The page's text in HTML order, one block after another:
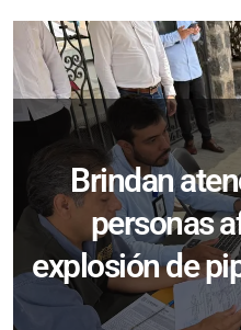
Brindan
personas
explosión de